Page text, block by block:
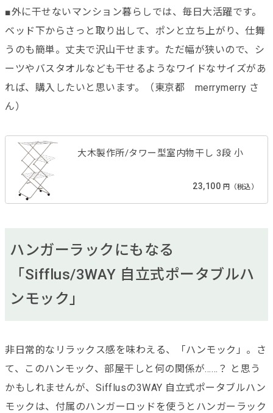
■外に干せないマンション暮らしでは、毎日大活躍です。
ベッド下からさっと取り出して、ポンと立ち上がり、仕舞
うのも簡単。丈夫で沢山干せます。ただ幅が狭いので、シ
ーツやバスタオルなども干せるようなワイドなサイズがあ
れば、購入したいと思います。（東京都 merrymerry さ
ん）
大木製作所/タワー型室内物干し 3段 小
23,100 円（税込）
ハンガーラックにもなる
「Sifflus/3WAY 自立式ポータブルハ
ンモック」
非日常的なリラックス感を味わえる、「ハンモック」。さ
て、このハンモック、部屋干しと何の関係が……？ と思う
かもしれませんが、Sifflusの3WAY 自立式ポータブルハン
モックは、付属のハンガーロッドを使うとハンガーラック